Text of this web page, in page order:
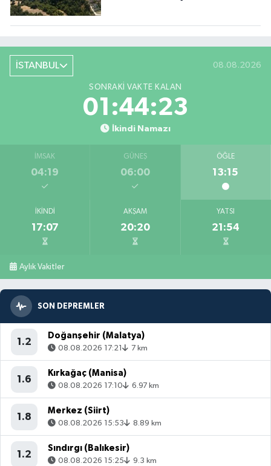
İSTANBUL 08.08.2026
SONRAKI VAKTE KALAN
01:44:22
İkindi Namazı
İMSAK
04:19
GÜNEŞ
06:00
ÖĞLE
13:15
İKINDI
17:07
AKŞAM
20:20
YATSI
21:54
Aylık Vakitler
SON DEPREMLER
1.2
Doğanşehir (Malatya)
08.08.2026 17:21 7 km
1.6
Kırkağaç (Manisa)
08.08.2026 17:10 6.97 km
1.8
Merkez (Siirt)
08.08.2026 15:53 8.89 km
1.2
Sındırgı (Balıkesir)
08.08.2026 15:25 9.3 km